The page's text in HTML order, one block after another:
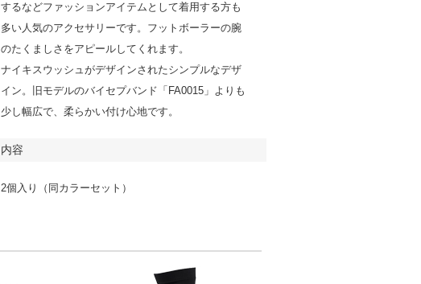
するなどファッションアイテムとして着用する方も
多い人気のアクセサリーです。フットボーラーの腕
のたくましさをアピールしてくれます。
ナイキスウッシュがデザインされたシンプルなデザ
イン。旧モデルのバイセプバンド「FA0015」よりも
少し幅広で、柔らかい付け心地です。
内容
2個入り（同カラーセット）